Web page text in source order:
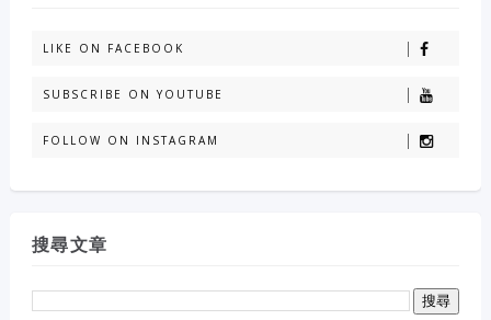
LIKE ON FACEBOOK
SUBSCRIBE ON YOUTUBE
FOLLOW ON INSTAGRAM
搜尋文章